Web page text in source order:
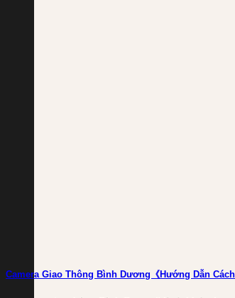
Camera Giao Thông Bình Dương《Hướng Dẫn Cách